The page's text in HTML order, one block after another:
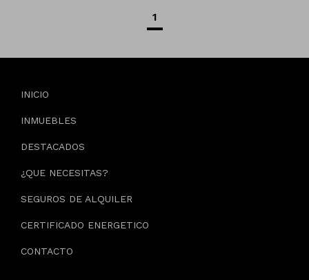
1
INICIO
INMUEBLES
DESTACADOS
¿QUE NECESITAS?
SEGUROS DE ALQUILER
CERTIFICADO ENERGETICO
CONTACTO